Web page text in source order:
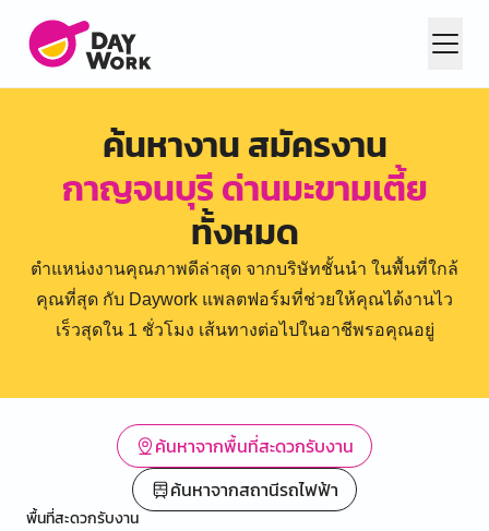
ค้นหางาน สมัครงาน
กาญจนบุรี ด่านมะขามเตี้ย
ทั้งหมด
ตำแหน่งงานคุณภาพดีล่าสุด จากบริษัทชั้นนำ ในพื้นที่ใกล้
คุณที่สุด กับ Daywork แพลตฟอร์มที่ช่วยให้คุณได้งานไว
เร็วสุดใน 1 ชั่วโมง เส้นทางต่อไปในอาชีพรอคุณอยู่
ค้นหาจากพื้นที่สะดวกรับงาน
ค้นหาจากสถานีรถไฟฟ้า
พื้นที่สะดวกรับงาน